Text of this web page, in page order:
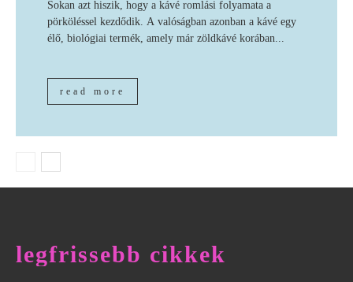
Sokan azt hiszik, hogy a kávé romlási folyamata a
pörköléssel kezdődik. A valóságban azonban a kávé egy
élő, biológiai termék, amely már zöldkávé korában...
read more
legfrissebb cikkek